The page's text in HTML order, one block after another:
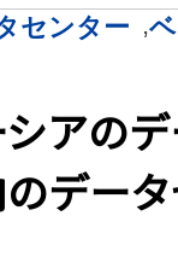
センター ,
アの
デー